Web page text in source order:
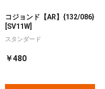
コジョンド【AR】{132/086}
[SV11W]
スタンダード
￥480